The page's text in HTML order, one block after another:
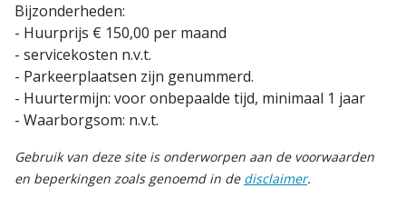
Bijzonderheden:
- Huurprijs € 150,00 per maand
- servicekosten n.v.t.
- Parkeerplaatsen zijn genummerd.
- Huurtermijn: voor onbepaalde tijd, minimaal 1 jaar
- Waarborgsom: n.v.t.
Gebruik van deze site is onderworpen aan de voorwaarden
en beperkingen zoals genoemd in de disclaimer.